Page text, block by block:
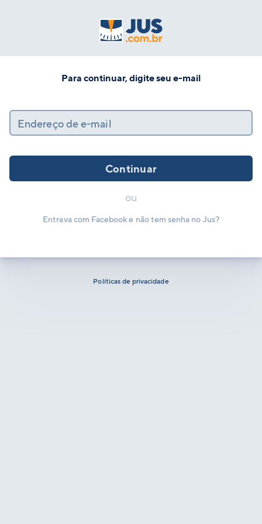
Para continuar, digite seu e-mail
Endereço de e-mail
Continuar
ou
Entrava com Facebook e não tem senha no Jus?
Políticas de privacidade